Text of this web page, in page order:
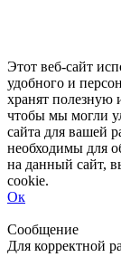
Этот веб-сайт
удобного и
хранят полезную
чтобы мы могли
сайта для вашей
необходимы для
на данный сайт,
cookie.
Ок
Сообщение
Для корректной